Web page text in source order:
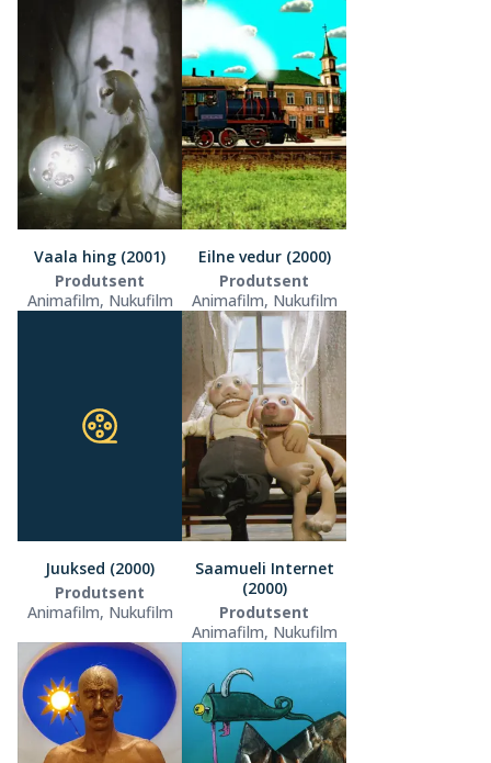
Vaala hing (2001)
Produtsent
Animafilm, Nukufilm
Eilne vedur (2000)
Produtsent
Animafilm, Nukufilm
Juuksed (2000)
Produtsent
Animafilm, Nukufilm
Saamueli Internet
(2000)
Produtsent
Animafilm, Nukufilm